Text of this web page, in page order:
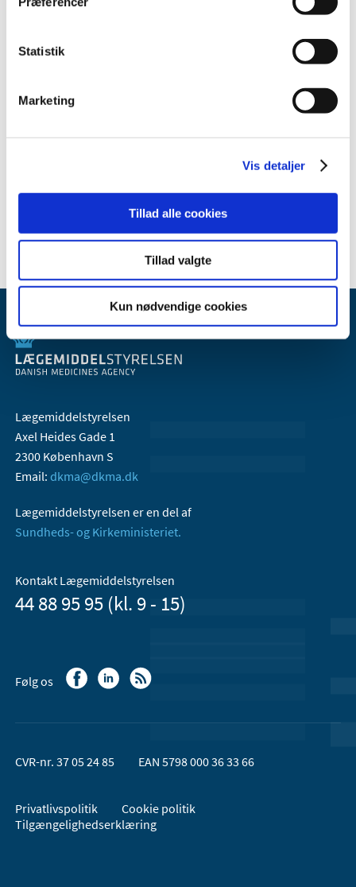
Statistik
Marketing
Vis detaljer
Tillad alle cookies
Tillad valgte
Kun nødvendige cookies
maj (2)
2010 (7)
2006 (9)
Lægemiddelstyrelsen
Axel Heides Gade 1
2300 København S
Email: dkma@dkma.dk
Lægemiddelstyrelsen er en del af
Sundheds- og Kirkeministeriet.
Kontakt Lægemiddelstyrelsen
44 88 95 95 (kl. 9 - 15)
Følg os
CVR-nr. 37 05 24 85 EAN 5798 000 36 33 66
Privatlivspolitik
Cookie politik
Tilgængelighedserklæring